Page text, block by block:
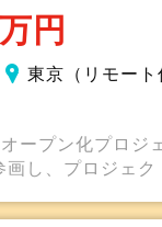
円
東京（リモート
ープン化プロジ
し、プロジェク